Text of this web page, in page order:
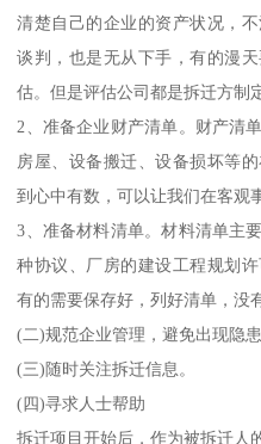
清楚自己的企业的资产状况，
谈判，也是无从下手，有的漫
估。但是评估公司都是拆迁方制
2、准备企业财产清单。财产清
房屋、设备搬迁、设备损坏等
到心中有数，可以让我们在客观
3、准备材料清单。材料清单主
种协议、厂房的建设工程规划
有的需要保存好，列好清单，没
(二)规范企业管理，避免出现隐
(三)随时关注拆迁信息。
(四)寻求人士帮助
拆迁项目开始后，作为被拆迁人